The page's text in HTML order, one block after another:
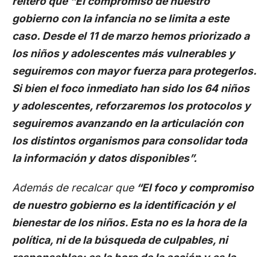
gobierno con la infancia no se limita a este
caso. Desde el 11 de marzo hemos priorizado a
los niños y adolescentes más vulnerables y
seguiremos con mayor fuerza para protegerlos.
Si bien el foco inmediato han sido los 64 niños
y adolescentes, reforzaremos los protocolos y
seguiremos avanzando en la articulación con
los distintos organismos para consolidar toda
la información y datos disponibles”.
Además de recalcar que“El foco y compromiso
de nuestro gobierno es la identificación y el
bienestar de los niños. Esta no es la hora de la
política, ni de la búsqueda de culpables, ni